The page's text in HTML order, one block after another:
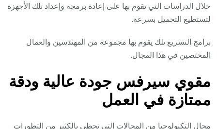
خلال الدراسات التي تقوم بها على إعادة برمجة وإعداد تلك الأجهزة
لتستطيع التحميل بسرعة.
برامج التسريع تلك يقوم بها مجموعة من المهندسين والعمال
المختصين في هذا المجال.
مقوي سيرفس جودة عالية ودقة
ممتازة في العمل
مجال التكنولوجيا من المجالات التي تحظى بالكثير من التطورات